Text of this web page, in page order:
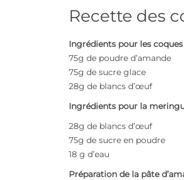
Recette des
Ingrédients pour les coques
75g de poudre d’amande
75g de sucre glace
28g de blancs d’œuf
Ingrédients pour la
28g de blancs d’œuf
75g de sucre en poudre
18 g d’eau
Préparation de la pâte